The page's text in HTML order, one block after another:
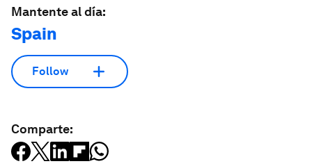
Mantente al día:
Spain
Follow
Comparte: